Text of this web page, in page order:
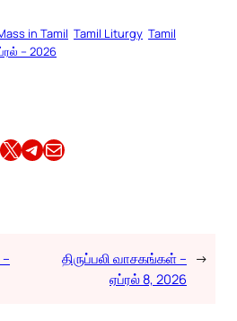
in Tamil Tamil Liturgy Tamil
– 2026
Share this article on X Share this article on TelegramEmail this Article
திருப்பலி வாசகங்கள் –
ஏப்ரல் 8, 2026
→